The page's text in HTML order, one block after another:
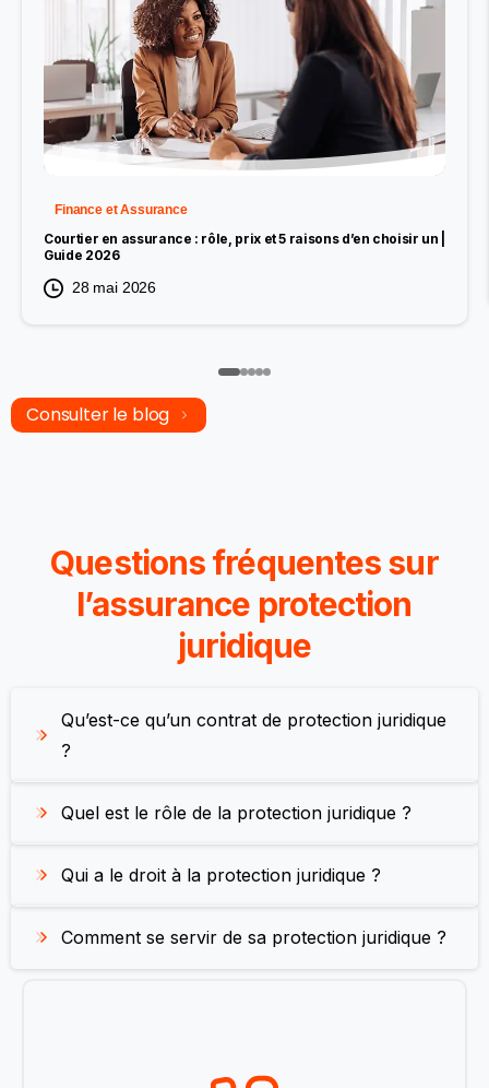
Finance et Assurance
Courtier en assurance : rôle, prix et 5 raisons d’en choisir un |
Guide 2026
28 mai 2026
Consulter le blog
Questions fréquentes sur
l’assurance protection
juridique
Qu’est-ce qu’un contrat de protection juridique
?
Quel est le rôle de la protection juridique ?
Qui a le droit à la protection juridique ?
Comment se servir de sa protection juridique ?